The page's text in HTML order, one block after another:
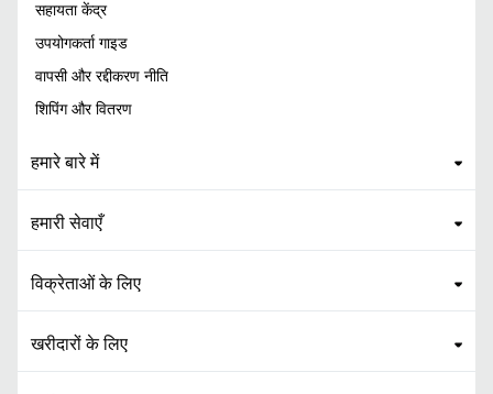
सहायता केंद्र
उपयोगकर्ता गाइड
वापसी और रद्दीकरण नीति
शिपिंग और वितरण
हमारे बारे में
हमारी सेवाएँ
विक्रेताओं के लिए
खरीदारों के लिए